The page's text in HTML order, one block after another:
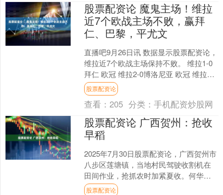
股票配资论 ️魔鬼主场！维拉
近7个欧战主场不败，赢拜
仁、巴黎，平尤文
直播吧9月26日讯 数据显示股票配资论，
维拉近7个欧战主场保持不败。 维拉1-0
拜仁 欧冠 维拉2-0博洛尼亚 欧冠 维拉0-0
尤文 欧冠 维拉4-2凯尔特人 ....
股票配资论
查看：205 分类：手机配资炒股网
股票配资论 广西贺州：抢收
早稻
2025年7月30日股票配资论，广西贺州市
八步区莲塘镇，当地村民驾驶收割机在
田间作业，抢抓农时加紧夏收。何华文
摄（人民图片网）....
股票配资论